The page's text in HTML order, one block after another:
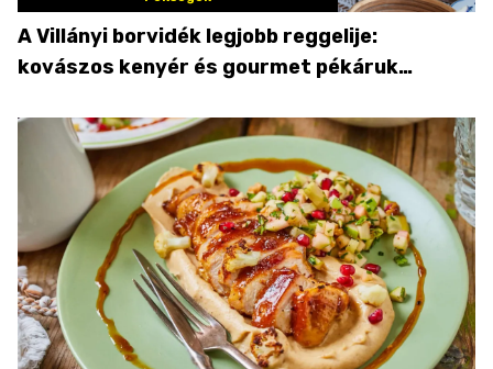
A Villányi borvidék legjobb reggelije:
kovászos kenyér és gourmet pékáruk